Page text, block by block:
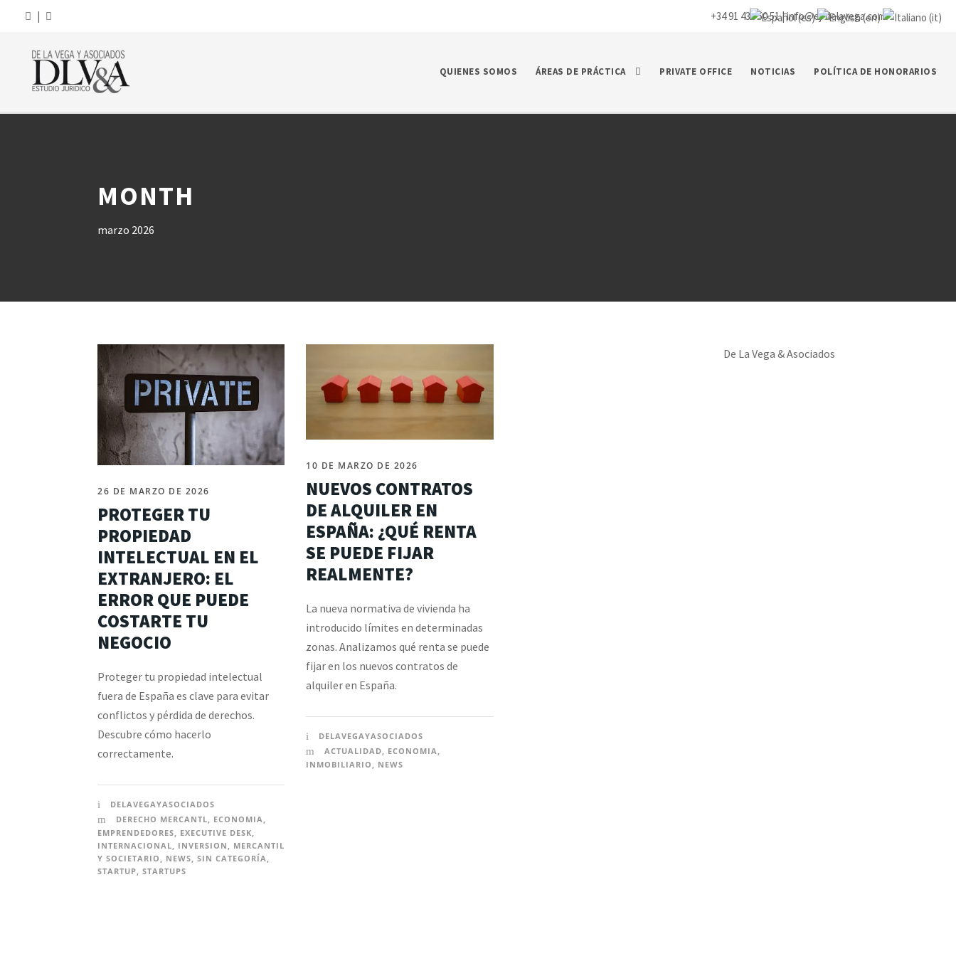
| +34 91 435 50 51 |info@ej-delavega.com
QUIENES SOMOS ÁREAS DE PRÁCTICA PRIVATE OFFICE NOTICIAS POLÍTICA DE HONORARIOS
MONTH
marzo 2026
26 DE MARZO DE 2026
PROTEGER TU
PROPIEDAD
INTELECTUAL EN EL
EXTRANJERO: EL
ERROR QUE PUEDE
COSTARTE TU
NEGOCIO
Proteger tu propiedad intelectual
fuera de España es clave para evitar
conflictos y pérdida de derechos.
Descubre cómo hacerlo
correctamente.
DELAVEGAYASOCIADOS
DERECHO MERCANTL, ECONOMIA,
EMPRENDEDORES, EXECUTIVE DESK,
INTERNACIONAL, INVERSION , MERCANTIL
Y SOCIETARIO , NEWS, SIN CATEGORÍA,
STARTUP, STARTUPS
10 DE MARZO DE 2026
NUEVOS CONTRATOS
DE ALQUILER EN
ESPAÑA: ¿QUÉ RENTA
SE PUEDE FIJAR
REALMENTE?
La nueva normativa de vivienda ha
introducido límites en determinadas
zonas. Analizamos qué renta se puede
fijar en los nuevos contratos de
alquiler en España.
DELAVEGAYASOCIADOS
ACTUALIDAD
ECONOMIA
INMOBILIARIO
NEWS
De La Vega & Asociados